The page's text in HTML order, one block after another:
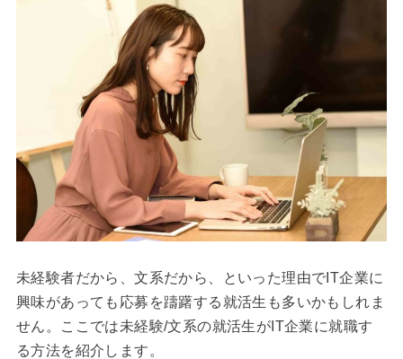
未経験者だから、文系だから、といった理由でIT企業に
興味があっても応募を躊躇する就活生も多いかもしれま
せん。ここでは未経験/文系の就活生がIT企業に就職す
る方法を紹介します。